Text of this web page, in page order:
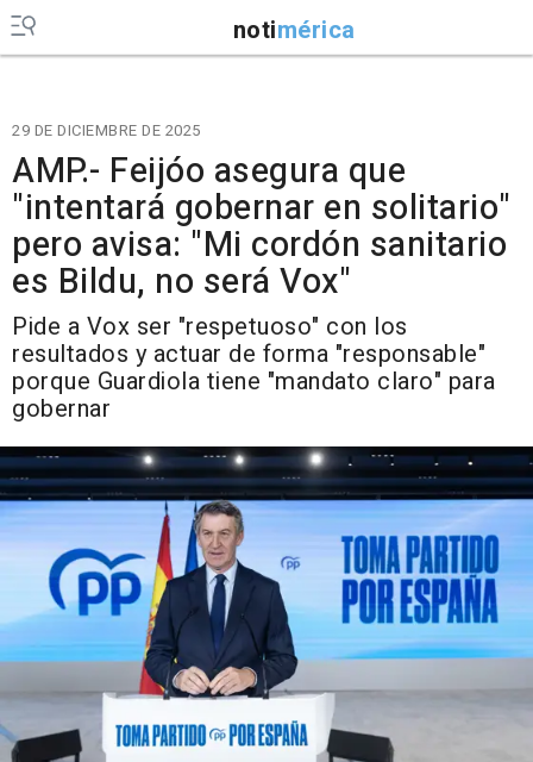
notimérica
29 DE DICIEMBRE DE 2025
AMP.- Feijóo asegura que
"intentará gobernar en solitario"
pero avisa: "Mi cordón sanitario
es Bildu, no será Vox"
Pide a Vox ser "respetuoso" con los
resultados y actuar de forma "responsable"
porque Guardiola tiene "mandato claro" para
gobernar